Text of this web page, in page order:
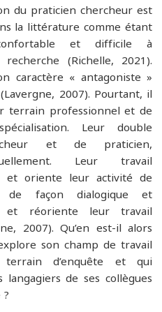
du praticien chercheur est
la littérature comme étant
et difficile à
(Richelle, 2021).
caractère « antagoniste »
2007). Pourtant, il
terrain professionnel et de
Leur double
et de praticien,
Leur travail
et oriente leur activité de
de façon dialogique et
et réoriente leur travail
2007). Qu’en est-il alors
son champ de travail
d’enquête et qui
de ses collègues